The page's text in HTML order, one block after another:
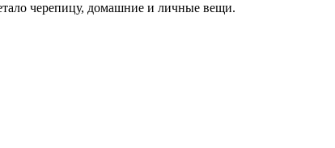
черепицу, домашние и личные вещи.